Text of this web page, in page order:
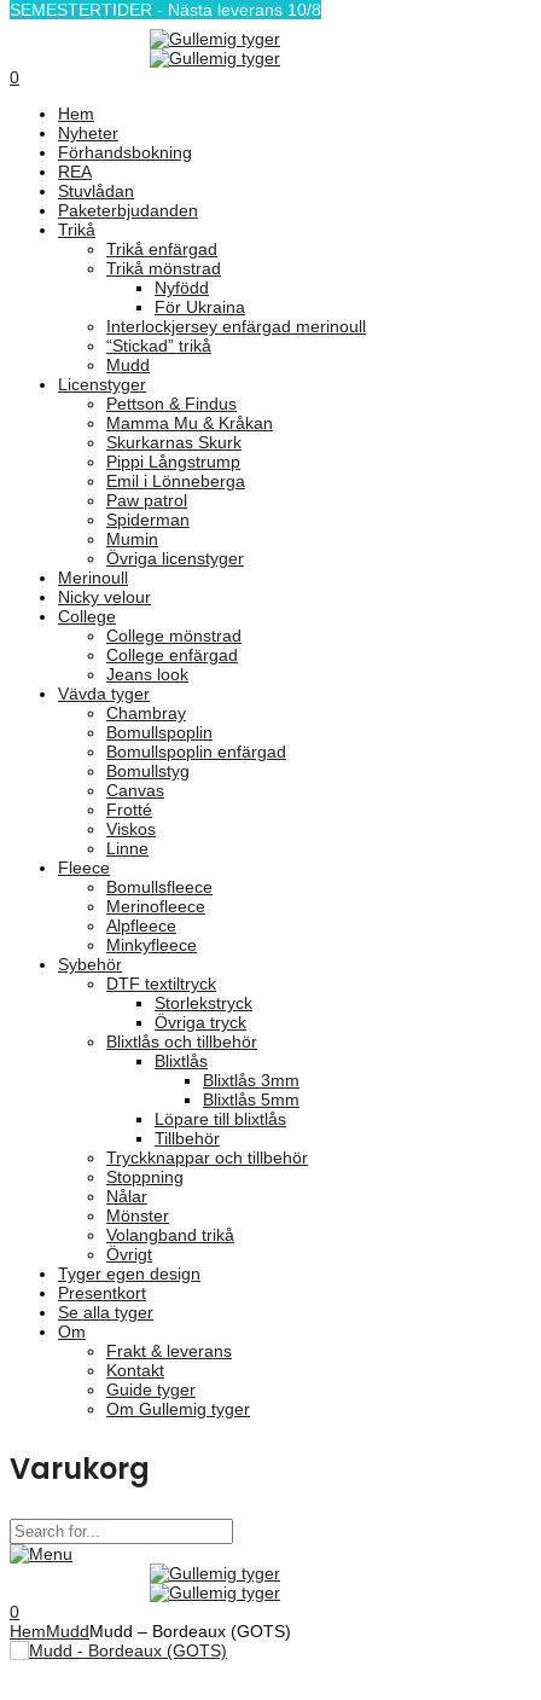
SEMESTERTIDER - Nästa leverans 10/8
0
Hem
Nyheter
Förhandsbokning
REA
Stuvlådan
Paketerbjudanden
Trikå
Trikå enfärgad
Trikå mönstrad
Nyfödd
För Ukraina
Interlockjersey enfärgad merinoull
“Stickad” trikå
Mudd
Licenstyger
Pettson & Findus
Mamma Mu & Kråkan
Skurkarnas Skurk
Pippi Långstrump
Emil i Lönneberga
Paw patrol
Spiderman
Mumin
Övriga licenstyger
Merinoull
Nicky velour
College
College mönstrad
College enfärgad
Jeans look
Vävda tyger
Chambray
Bomullspoplin
Bomullspoplin enfärgad
Bomullstyg
Canvas
Frotté
Viskos
Linne
Fleece
Bomullsfleece
Merinofleece
Alpfleece
Minkyfleece
Sybehör
DTF textiltryck
Storlekstryck
Övriga tryck
Blixtlås och tillbehör
Blixtlås
Blixtlås 3mm
Blixtlås 5mm
Löpare till blixtlås
Tillbehör
Tryckknappar och tillbehör
Stoppning
Nålar
Mönster
Volangband trikå
Övrigt
Tyger egen design
Presentkort
Se alla tyger
Om
Frakt & leverans
Kontakt
Guide tyger
Om Gullemig tyger
Varukorg
0
HemMuddMudd – Bordeaux (GOTS)